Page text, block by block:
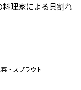
理家による貝割れ
・スプラウト